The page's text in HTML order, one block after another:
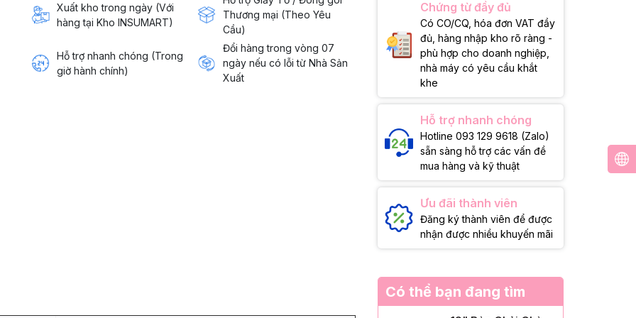
Xuất kho trong ngày (Với
hàng tại Kho INSUMART)
Thương mại (Theo Yêu
Cầu)
Hỗ trợ nhanh chóng (Trong
giờ hành chính)
Đổi hàng trong vòng 07
ngày nếu có lỗi từ Nhà Sản
Xuất
Chứng từ đầy đủ
Có CO/CQ, hóa đơn VAT đầy
đủ, hàng nhập kho rõ ràng -
phù hợp cho doanh nghiệp,
nhà máy có yêu cầu khắt
khe
Hỗ trợ nhanh chóng
Hotline 093 129 9618 (Zalo)
sẵn sàng hỗ trợ các vấn đề
mua hàng và kỹ thuật
Ưu đãi thành viên
Đăng ký thành viên để được
nhận được nhiều khuyến mãi
Có thể bạn đang tìm